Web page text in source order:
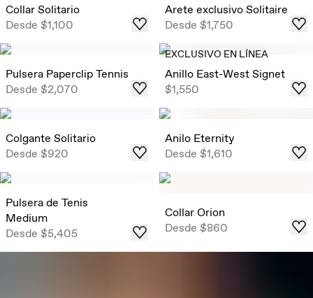
Collar Solitario
Desde $1,100
Arete exclusivo Solitaire
Desde $1,750
Pulsera Paperclip Tennis
Desde $2,070
EXCLUSIVO EN LÍNEA
Anillo East-West Signet
$1,550
Colgante Solitario
Desde $920
Anilo Eternity
Desde $1,610
Pulsera de Tenis
Medium
Desde $5,405
Collar Orion
Desde $860